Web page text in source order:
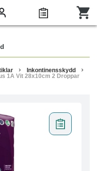
Inkontinensskydd
1A Vit 28x10cm 2 Droppar